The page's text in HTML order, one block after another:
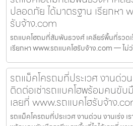
ปลอดภัย ได้มาตรฐาน เรียกหา
รับจ้าง.com
รถแบคโฮถมที่สัมพันธวงศ์ เคลียร์พื้นที่รวด
เรียกหา www.รถแบคโฮรับจ้าง.com — ไม่
รถแม็คโครถมที่ประเวศ งานด่ว
ติดต่อเช่ารถแบคโฮพร้อมคนขับ
เลยที่ www.รถแบคโฮรับจ้าง
รถแม็คโครถมที่ประเวศ งานด่วน งานเร่ง เ